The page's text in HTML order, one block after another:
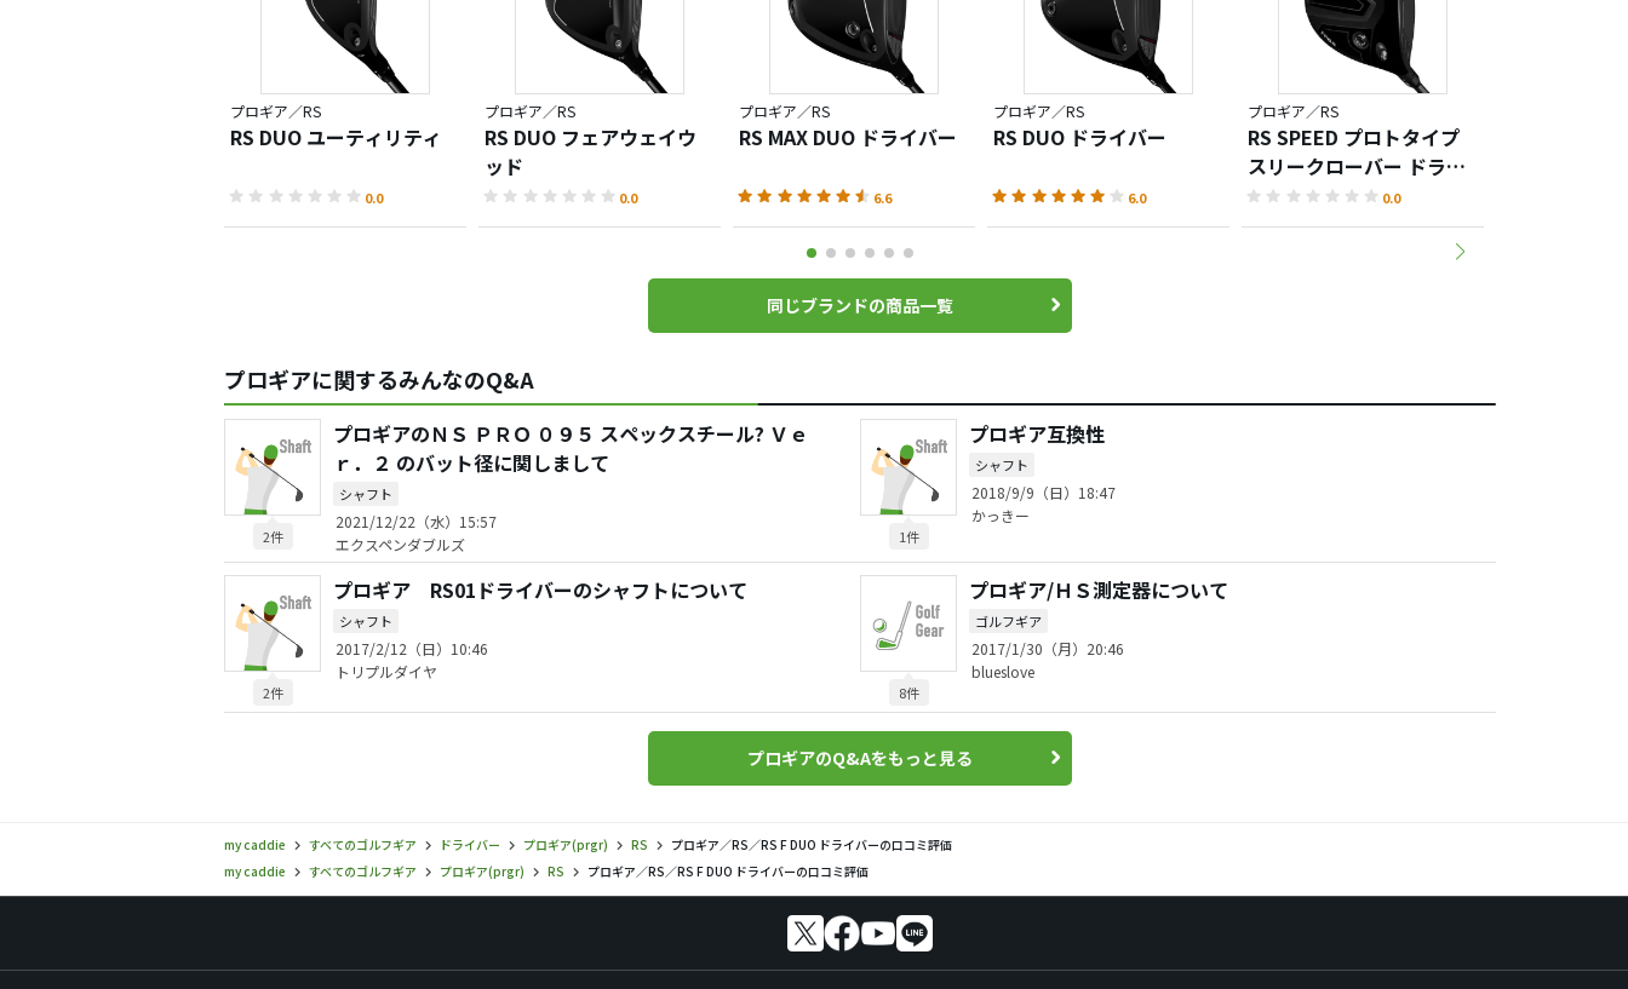
プロギア／RS
RS DUO ユーティリティ
0.0
プロギア／RS
RS DUO フェアウェイウ
ッド
0.0
プロギア／RS
RS MAX DUO ドライバー
6.6
プロギア／RS
RS DUO ドライバー
6.0
プロギア／RS
RS SPEED プロトタイプ
スリークローバー ドライ
バー
0.0
同じブランドの商品一覧
プロギアに関するみんなのQ&A
2件
プロギアのＮＳ ＰＲＯ ０９５ スペックスチール? Ｖｅ
ｒ．２ のバット径に関しまして
シャフト
2021/12/22（水）15:57
エクスペンダブルズ
1件
プロギア互換性
シャフト
2018/9/9（日）18:47
かっきー
2件
プロギア RS01ドライバーのシャフトについて
シャフト
2017/2/12（日）10:46
トリプルダイヤ
8件
プロギア/ＨＳ測定器について
ゴルフギア
2017/1/30（月）20:46
blueslove
プロギアのQ&Aをもっと見る
my caddie すべてのゴルフギア ドライバー プロギア(prgr) RS
プロギア／RS／RS F DUO ドライバーの口コミ評価
my caddie
すべてのゴルフギア プロギア(prgr) RS プロギア／RS／RS F DUO ドライバーの口コミ評価